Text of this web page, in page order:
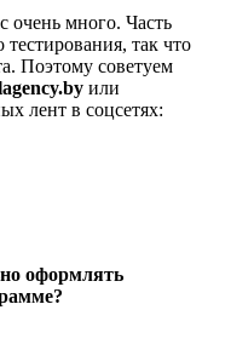
очень много. Часть
так что
Поэтому советуем
или
лент в соцсетях:
оформлять